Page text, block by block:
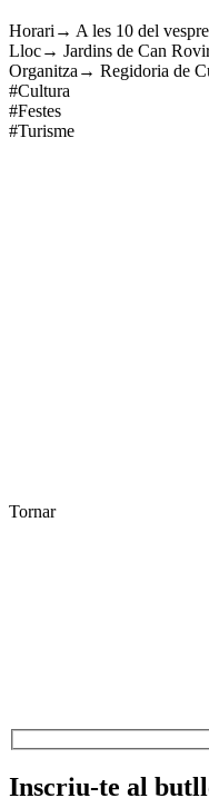
Horari→ A les 10 del vespre
Lloc→ Jardins de Can
Organitza→ Regidoria de
#Cultura
#Festes
#Turisme
Tornar
Inscriu-te al